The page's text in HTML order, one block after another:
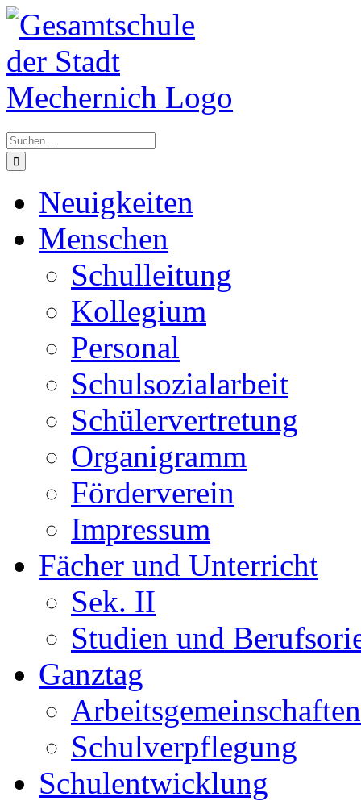
Zum
Inhalt
springen
nach:
Neuigkeiten
Menschen
Schulleitung
Kollegium
Personal
Schulsozialarbeit
Schülervertretung
Organigramm
Förderverein
Impressum
Fächer und Unterricht
Sek. II
Studien und
Ganztag
Arbeitsgemeinschaften
Schulverpflegung
Schulentwicklung